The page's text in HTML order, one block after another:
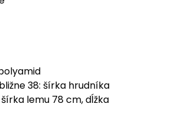
38: šírka hrudníka
lemu 78 cm, dĺžka